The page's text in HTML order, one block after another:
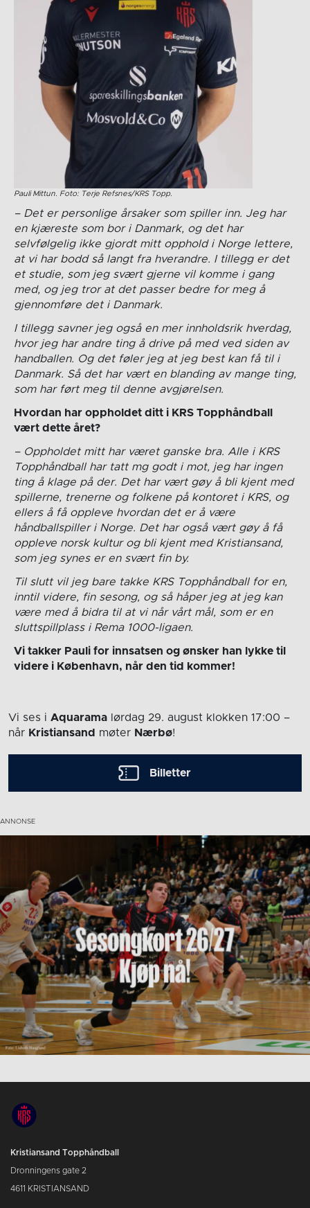
Pauli Mittun. Foto: Terje Refsnes/KRS Topp.
– Det er personlige årsaker som spiller inn. Jeg har
en kjæreste som bor i Danmark, og det har
selvfølgelig ikke gjordt mitt opphold i Norge lettere,
at vi har bodd så langt fra hverandre. I tillegg er det
et studie, som jeg svært gjerne vil komme i gang
med, og jeg tror at det passer bedre for meg å
gjennomføre det i Danmark.
I tillegg savner jeg også en mer innholdsrik hverdag,
hvor jeg har andre ting å drive på med ved siden av
handballen. Og det føler jeg at jeg best kan få til i
Danmark. Så det har vært en blanding av mange ting,
som har ført meg til denne avgjørelsen.
Hvordan har oppholdet ditt i KRS Topphåndball
vært dette året?
– Oppholdet mitt har været ganske bra. Alle i KRS
Topphåndball har tatt mg godt i mot, jeg har ingen
ting å klage på der. Det har vært gøy å bli kjent med
spillerne, trenerne og folkene på kontoret i KRS, og
ellers å få oppleve hvordan det er å være
håndballspiller i Norge. Det har også vært gøy å få
oppleve norsk kultur og bli kjent med Kristiansand,
som jeg synes er en svært fin by.
Til slutt vil jeg bare takke KRS Topphåndball for en,
inntil videre, fin sesong, og så håper jeg at jeg kan
være med å bidra til at vi når vårt mål, som er en
sluttspillplass i Rema 1000-ligaen.
Vi takker Pauli for innsatsen og ønsker han lykke til
videre i København, når den tid kommer!
Vi ses i Aquarama lørdag 29. august klokken 17:00 –
når Kristiansand møter Nærbø!
Billetter
Kristiansand Topphåndball
Dronningens gate 2
4611 KRISTIANSAND